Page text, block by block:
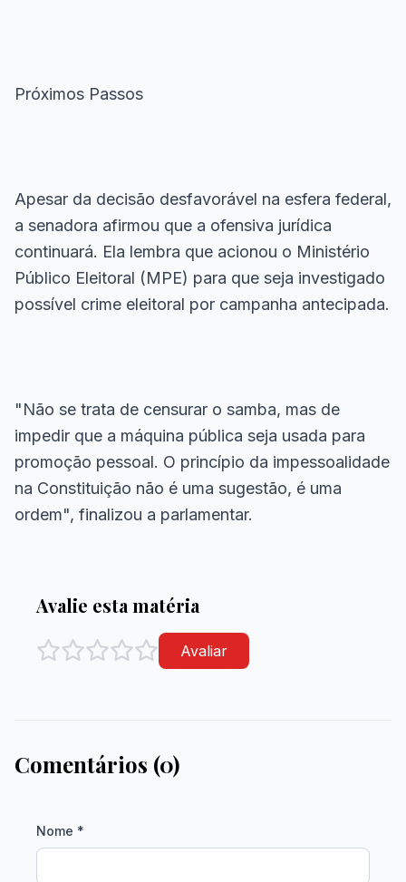
Próximos Passos
Apesar da decisão desfavorável na esfera federal,
a senadora afirmou que a ofensiva jurídica
continuará. Ela lembra que acionou o Ministério
Público Eleitoral (MPE) para que seja investigado
possível crime eleitoral por campanha antecipada.
"Não se trata de censurar o samba, mas de
impedir que a máquina pública seja usada para
promoção pessoal. O princípio da impessoalidade
na Constituição não é uma sugestão, é uma
ordem", finalizou a parlamentar.
Avalie esta matéria
Avaliar
Comentários (0)
Nome *